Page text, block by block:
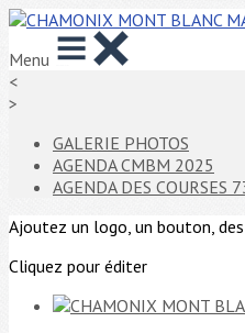
Menu
<
>
GALERIE PHOTOS
AGENDA CMBM 2025
AGENDA DES COURSES
Ajoutez un logo, un bouton,
Cliquez pour éditer